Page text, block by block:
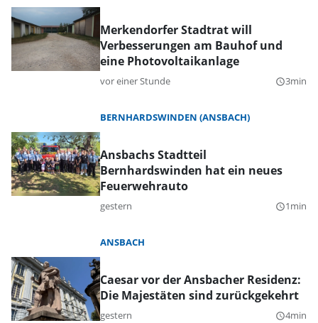
Merkendorfer Stadtrat will
Verbesserungen am Bauhof und
eine Photovoltaikanlage
vor einer Stunde query_builder3min
BERNHARDSWINDEN (ANSBACH)
Ansbachs Stadtteil
Bernhardswinden hat ein neues
Feuerwehrauto
gestern query_builder1min
ANSBACH
Caesar vor der Ansbacher Residenz:
Die Majestäten sind zurückgekehrt
gestern query_builder4min